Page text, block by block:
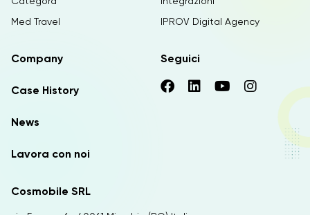
Cosmobile SRL
Med Travel
IPROV Digital Agency
Company
Case History
News
Lavora con noi
Seguici